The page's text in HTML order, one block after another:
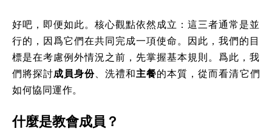
好吧，即便如此。核心觀點依然成立：這三者通常是並
行的，因爲它們在共同完成一項使命。因此，我們的目
標是在考慮例外情況之前，先掌握基本規則。爲此，我
們將探討成員身份、洗禮和主餐的本質，從而看清它們
如何協同運作。
什麼是教會成員？